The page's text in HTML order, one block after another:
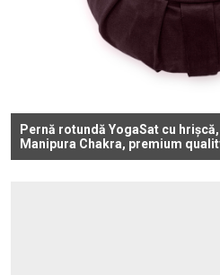
Pernă rotundă YogaSat cu
Manipura Chakra, premium